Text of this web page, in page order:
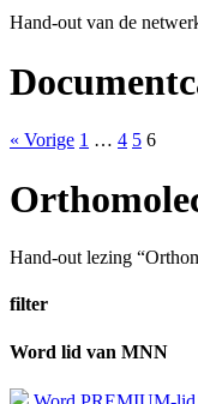
Hand-out van de
« Vorige 1 … 4 5 6
Hand-out lezing
filter
Word lid van MNN